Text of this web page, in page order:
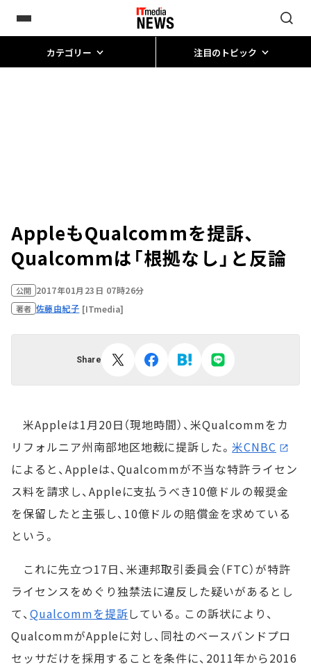
カテゴリー 注目のトピック
AppleもQualcommを提訴、
Qualcommは「根拠なし」と反論
公開 2017年01月23日 07時26分
著者 佐藤由紀子 [ITmedia]
Share
米Appleは1月20日（現地時間）、米Qualcommをカ
リフォルニア州南部地区地裁に提訴した。米CNBC
によると、Appleは、Qualcommが不当な特許ライセン
ス料を請求し、Appleに支払うべき10億ドルの報奨金
を保留したと主張し、10億ドルの賠償金を求めている
という。
これに先立つ17日、米連邦取引委員会（FTC）が特許
ライセンスをめぐり独禁法に違反した疑いがあるとし
て、 Qualcommを提訴している。この訴状により、
QualcommがAppleに対し、同社のベースバンドプロ
セッサだけを採用することを条件に、2011年から2016